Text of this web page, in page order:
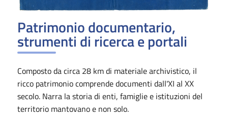
Patrimonio documentario,
strumenti di ricerca e portali
Composto da circa 28 km di materiale archivistico, il
ricco patrimonio comprende documenti dall'XI al XX
secolo. Narra la storia di enti, famiglie e istituzioni del
territorio mantovano e non solo.